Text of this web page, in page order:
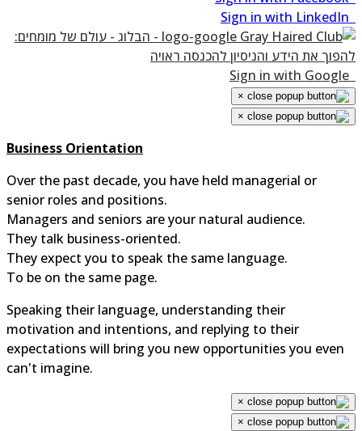
×
×
Business Orientation
Over the past decade, you have held managerial or
senior roles and positions.
Managers and seniors are your natural audience.
They talk business-oriented.
They expect you to speak the same language.
To be on the same page.
Speaking their language, understanding their
motivation and intentions, and replying to their
expectations will bring you new opportunities you even
can't imagine.
×
×